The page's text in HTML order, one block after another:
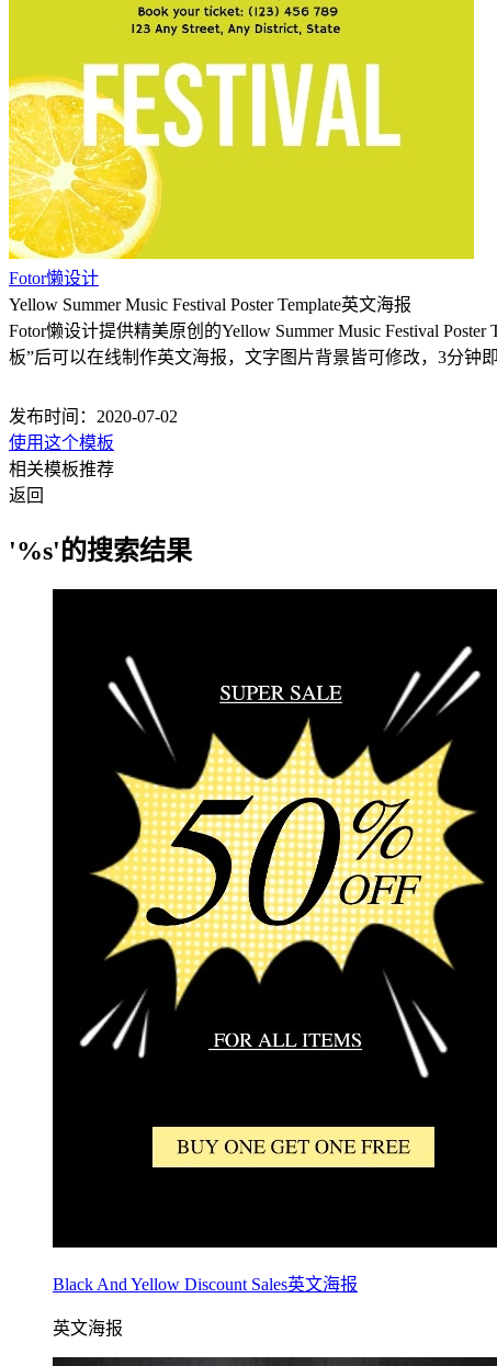
Fotor懒设计
Yellow Summer Music Festival Poster Template英文海报
Fotor懒设计提供精美原创的Yellow Summer Music Festival
板”后可以在线制作英文海报，文字图片背景皆可修改，3分钟
发布时间：2020-07-02
使用这个模板
相关模板推荐
返回
'%s'的搜索结果
Black And Yellow Discount Sales英文海报
英文海报